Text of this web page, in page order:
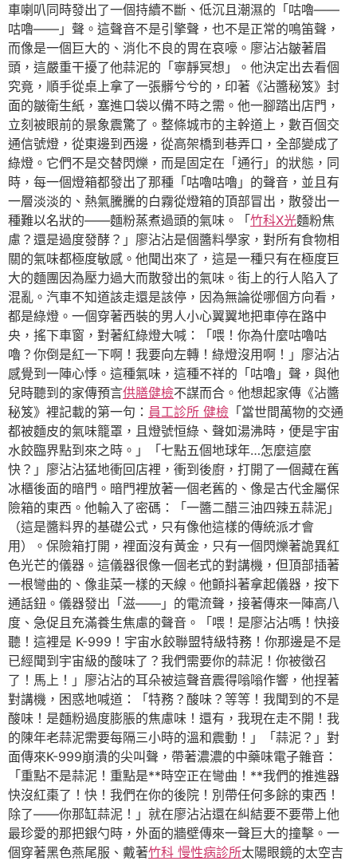
車喇叭同時發出了一個持續不斷、低沉且潮濕的「咕嚕——
咕嚕——」聲。這聲音不是引擎聲，也不是正常的鳴笛聲，
而像是一個巨大的、消化不良的胃在哀嚎。廖沾沾皺著眉
頭，這嚴重干擾了他蒜泥的「寧靜冥想」。他決定出去看個
究竟，順手從桌上拿了一張髒兮兮的，印著《沾醬秘笈》封
面的皺衛生紙，塞進口袋以備不時之需。他一腳踏出店門，
立刻被眼前的景象震驚了。整條城市的主幹道上，數百個交
通信號燈，從東邊到西邊，從高架橋到巷弄口，全部變成了
綠燈。它們不是交替閃爍，而是固定在「通行」的狀態，同
時，每一個燈箱都發出了那種「咕嚕咕嚕」的聲音，並且有
一層淡淡的、熱氣騰騰的白霧從燈箱的頂部冒出，散發出一
種難以名狀的——麵粉蒸煮過頭的氣味。「竹科X光麵粉焦
慮？還是過度發酵？」廖沾沾是個醬料學家，對所有食物相
關的氣味都極度敏感。他聞出來了，這是一種只有在極度巨
大的麵團因為壓力過大而散發出的氣味。街上的行人陷入了
混亂。汽車不知道該走還是該停，因為無論從哪個方向看，
都是綠燈。一個穿著西裝的男人小心翼翼地把車停在路中
央，搖下車窗，對著紅綠燈大喊：「喂！你為什麼咕嚕咕
嚕？你倒是紅一下啊！我要向左轉！綠燈沒用啊！」廖沾沾
感覺到一陣心悸。這種氣味，這種不祥的「咕嚕」聲，與他
兒時聽到的家傳預言供膳健檢不謀而合。他想起家傳《沾醬
秘笈》裡記載的第一句： 員工診所 健檢 「當世間萬物的交通
都被麵皮的氣味籠罩，且燈號恒綠、聲如湯沸時，便是宇宙
水餃臨界點到來之時。」「七點五個地球年…怎麼這麼
快？」廖沾沾猛地衝回店裡，衝到後廚，打開了一個藏在舊
冰櫃後面的暗門。暗門裡放著一個老舊的、像是古代金屬保
險箱的東西。他輸入了密碼：「一醬二醋三油四辣五蒜泥」
（這是醬料界的基礎公式，只有像他這樣的傳統派才會
用）。保險箱打開，裡面沒有黃金，只有一個閃爍著詭異紅
色光芒的儀器。這儀器很像一個老式的對講機，但頂部插著
一根彎曲的、像韭菜一樣的天線。他顫抖著拿起儀器，按下
通話鈕。儀器發出「滋——」的電流聲，接著傳來一陣高八
度、急促且充滿養生焦慮的聲音。「喂！是廖沾沾嗎！快接
聽！這裡是 K-999！宇宙水餃聯盟特級特務！你那邊是不是
已經聞到宇宙級的酸味了？我們需要你的蒜泥！你被徵召
了！馬上！」廖沾沾的耳朵被這聲音震得嗡嗡作響，他捏著
對講機，困惑地喊道：「特務？酸味？等等！我聞到的不是
酸味！是麵粉過度膨脹的焦慮味！還有，我現在走不開！我
的陳年老蒜泥需要每隔三小時的溫和震動！」「蒜泥？」對
面傳來K-999崩潰的尖叫聲，帶著濃濃的中藥味電子雜音：
「重點不是蒜泥！重點是**時空正在彎曲！**我們的推進器
快沒紅棗了！快！我們在你的後院！別帶任何多餘的東西！
除了——你那缸蒜泥！」就在廖沾沾還在糾結要不要帶上他
最珍愛的那把銀勺時，外面的牆壁傳來一聲巨大的撞擊。一
個穿著黑色燕尾服、戴著竹科 慢性病診所太陽眼鏡的太空吉